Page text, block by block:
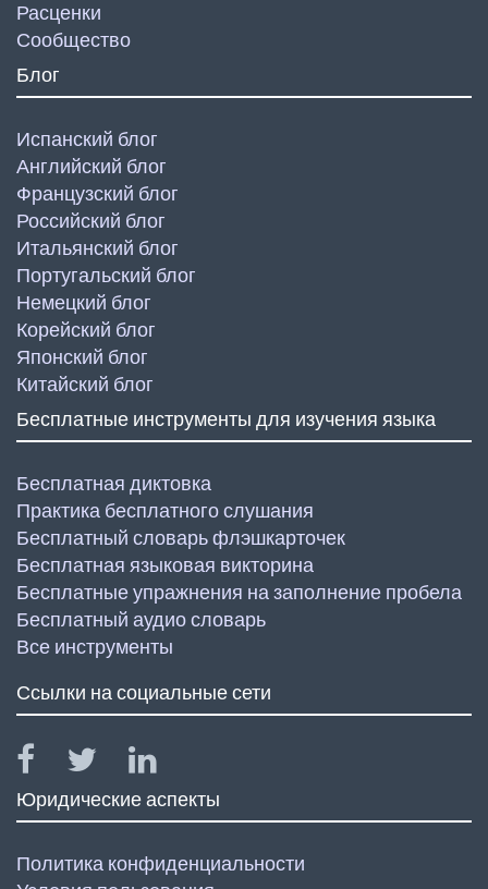
Расценки
Сообщество
Блог
Испанский блог
Английский блог
Французский блог
Российский блог
Итальянский блог
Португальский блог
Немецкий блог
Корейский блог
Японский блог
Китайский блог
Бесплатные инструменты для изучения языка
Бесплатная диктовка
Практика бесплатного слушания
Бесплатный словарь флэшкарточек
Бесплатная языковая викторина
Бесплатные упражнения на заполнение пробела
Бесплатный аудио словарь
Все инструменты
Ссылки на социальные сети
Юридические аспекты
Политика конфиденциальности